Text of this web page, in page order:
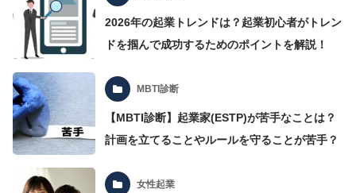
2026年の起業トレンドは？起業初心者がトレン
ドを掴んで成功するためのポイントを解説！
MBTI診断
【MBTI診断】起業家(ESTP)が苦手なことは？
計画を立てることやルールを守ることが苦手？
女性起業